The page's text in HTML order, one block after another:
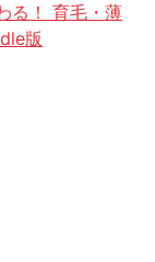
る！ 育毛・薄
版